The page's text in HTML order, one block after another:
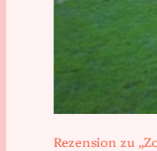
Rezension zu